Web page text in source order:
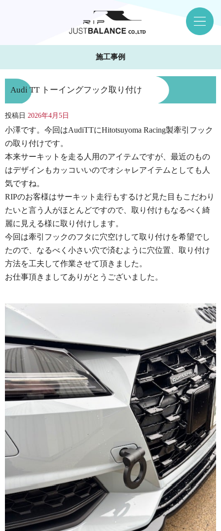
施工事例
Audi TT トーイングフック取り付け
投稿日 2026年4月5日
小澤です。今回はAudiTTにHitotsuyoma Racing製牽引フック
の取り付けです。
本来サーキットを走る人用のアイテムですが、最近のもの
はデザインもカッコいいのでオシャレアイテムとしても人
気ですね。
RIPのお客様はサーキット走行もするけど見た目もこだわり
たいと言う人がほとんどですので、取り付けもなるべく綺
麗に見える様に取り付けします。
今回は牽引フックのフタに穴空けして取り付けを希望でし
たので、なるべく小さい穴で済むように穴位置、取り付け
方法を工夫して作業させて頂きました。
お仕事頂きましてありがとうございました。